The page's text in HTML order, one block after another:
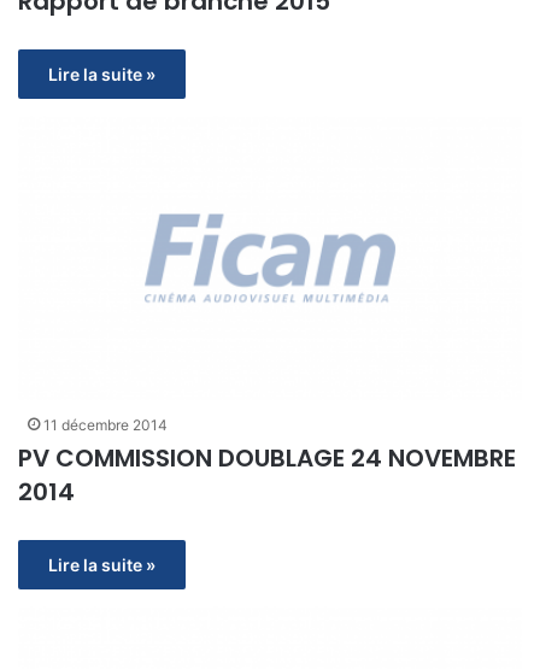
Lire la suite »
11 décembre 2014
PV COMMISSION DOUBLAGE 24 NOVEMBRE
2014
Lire la suite »